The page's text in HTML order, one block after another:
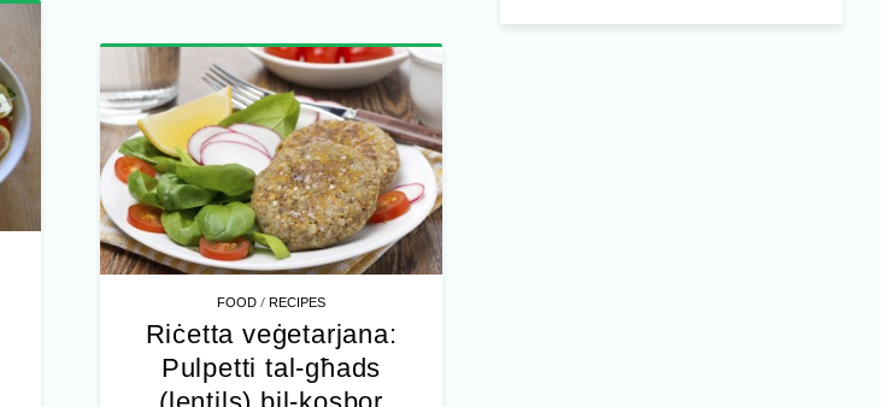
FOOD /RECIPES
Riċetta veġetarjana:
Pulpetti tal-għads